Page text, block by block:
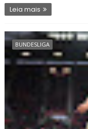
Leia mais
BUNDESLIGA